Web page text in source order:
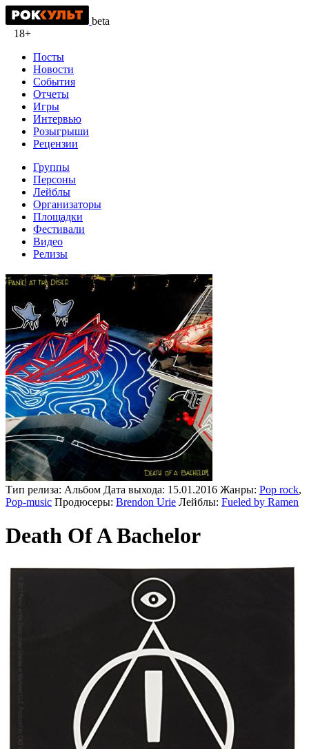
beta
18+
Посты
Новости
События
Отчеты
Игры
Интервью
Розыгрыши
Рецензии
Группы
Персоны
Лейблы
Организаторы
Площадки
Фестивали
Видео
Релизы
Тип релиза: Альбом Дата выхода: 15.01.2016 Жанры: Pop rock,
Pop-music Продюсеры: Brendon Urie Лейблы: Fueled by Ramen
Death Of A Bachelor